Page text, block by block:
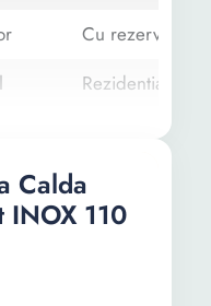
Cu rezervor
Rezidential
-
Calda
INOX 110